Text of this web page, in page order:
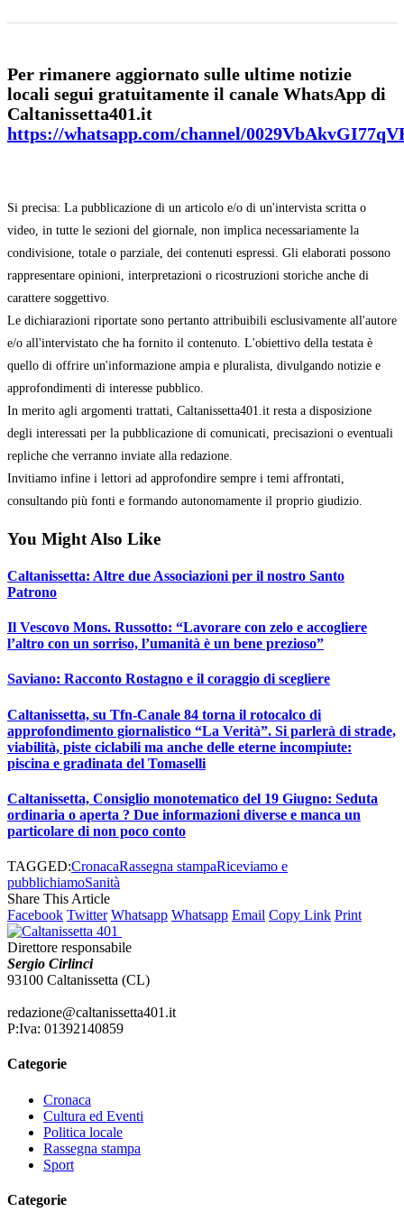
Per rimanere aggiornato sulle ultime notizie
locali segui gratuitamente il canale WhatsApp di
Caltanissetta401.it
https://whatsapp.com/channel/
Si precisa: La pubblicazione di un articolo e/o di un'intervista scritta o
video, in tutte le sezioni del giornale, non implica necessariamente la
condivisione, totale o parziale, dei contenuti espressi. Gli elaborati possono
rappresentare opinioni, interpretazioni o ricostruzioni storiche anche di
carattere soggettivo.
Le dichiarazioni riportate sono pertanto attribuibili esclusivamente all'autore
e/o all'intervistato che ha fornito il contenuto. L'obiettivo della testata è
quello di offrire un'informazione ampia e pluralista, divulgando notizie e
approfondimenti di interesse pubblico.
In merito agli argomenti trattati, Caltanissetta401.it resta a disposizione
degli interessati per la pubblicazione di comunicati, precisazioni o eventuali
repliche che verranno inviate alla redazione.
Invitiamo infine i lettori ad approfondire sempre i temi affrontati,
consultando più fonti e formando autonomamente il proprio giudizio.
You Might Also Like
Caltanissetta: Altre due Associazioni per il nostro Santo
Patrono
Il Vescovo Mons. Russotto: “Lavorare con zelo e accogliere
l’altro con un sorriso, l’umanità è un bene prezioso”
Saviano: Racconto Rostagno e il coraggio di scegliere
Caltanissetta, su Tfn-Canale 84 torna il rotocalco di
approfondimento giornalistico “La Verità”. Si parlerà di strade,
viabilità, piste ciclabili ma anche delle eterne incompiute:
piscina e gradinata del Tomaselli
Caltanissetta, Consiglio monotematico del 19 Giugno: Seduta
ordinaria o aperta ? Due informazioni diverse e manca un
particolare di non poco conto
TAGGED:CronacaRassegna stampaRiceviamo e
pubblichiamoSanità
Share This Article
Facebook Twitter Whatsapp Whatsapp Email Copy Link Print
Direttore responsabile
Sergio Cirlinci
93100 Caltanissetta (CL)
redazione@caltanissetta401.it
P:Iva: 01392140859
Categorie
Cronaca
Cultura ed Eventi
Politica locale
Rassegna stampa
Sport
Categorie